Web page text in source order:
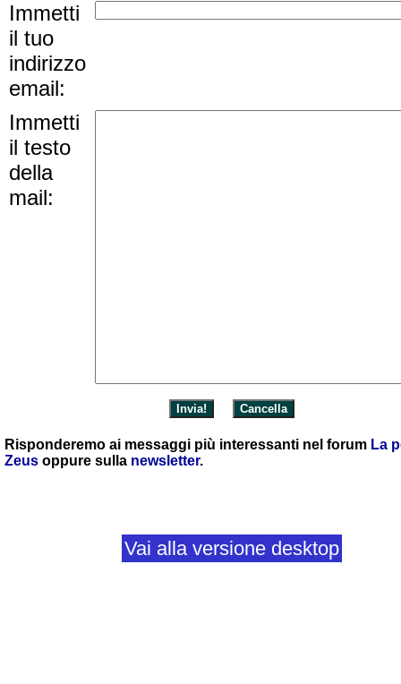
Immetti
il tuo
indirizzo
email:
Immetti
il testo
della
mail:
Risponderemo ai messaggi più interessanti nel forum La
Zeus oppure sulla newsletter.
Vai alla versione desktop